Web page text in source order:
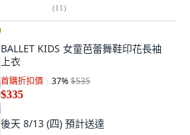
(11)
BALLET KIDS 女童芭蕾舞鞋印花長袖
上衣
首購折扣價 37%$535
$335
後天 8/13 (四) 預計送達